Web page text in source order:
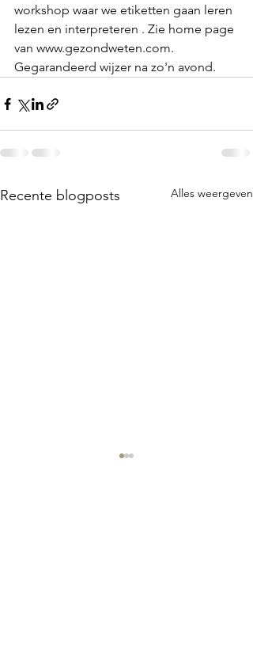
workshop waar we etiketten gaan leren
lezen en interpreteren . Zie home page
van www.gezondweten.com.
Gegarandeerd wijzer na zo'n avond.
Recente blogposts Alles weergeven